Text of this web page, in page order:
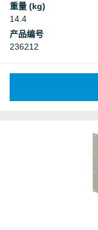
重量 (kg)
14.4
产品编号
236212